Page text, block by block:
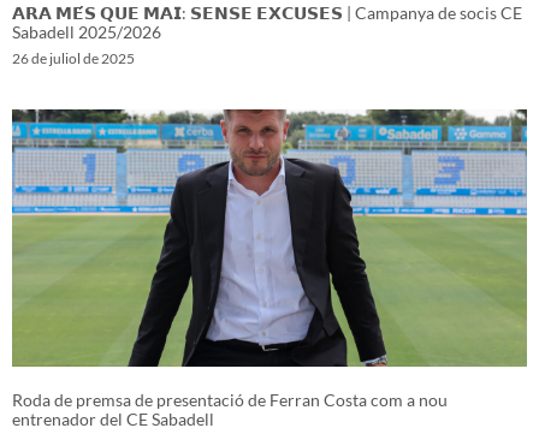
𝗔𝗥𝗔 𝗠𝗘́𝗦 𝗤𝗨𝗘 𝗠𝗔𝗜: 𝗦𝗘𝗡𝗦𝗘 𝗘𝗫𝗖𝗨𝗦𝗘𝗦 | Campanya de socis CE
Sabadell 2025/2026
26 de juliol de 2025
Roda de premsa de presentació de Ferran Costa com a nou
entrenador del CE Sabadell